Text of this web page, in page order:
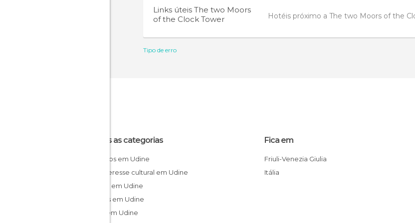
Links úteis The two Moors
of the Clock Tower
Hotéis próximo a The two Moors of the
Tipo de erro
Todas as categorias
Castelos em Udine
De interesse cultural em Udine
Igrejas em Udine
Jardins em Udine
Lojas em Udine
Fica em
Friuli-Venezia Giulia
Itália